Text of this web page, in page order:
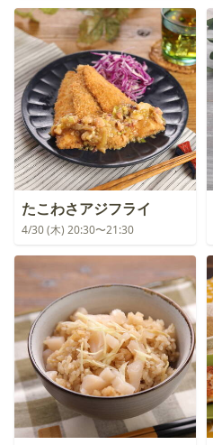
たこわさアジフライ
4/30 (木) 20:30〜21:30